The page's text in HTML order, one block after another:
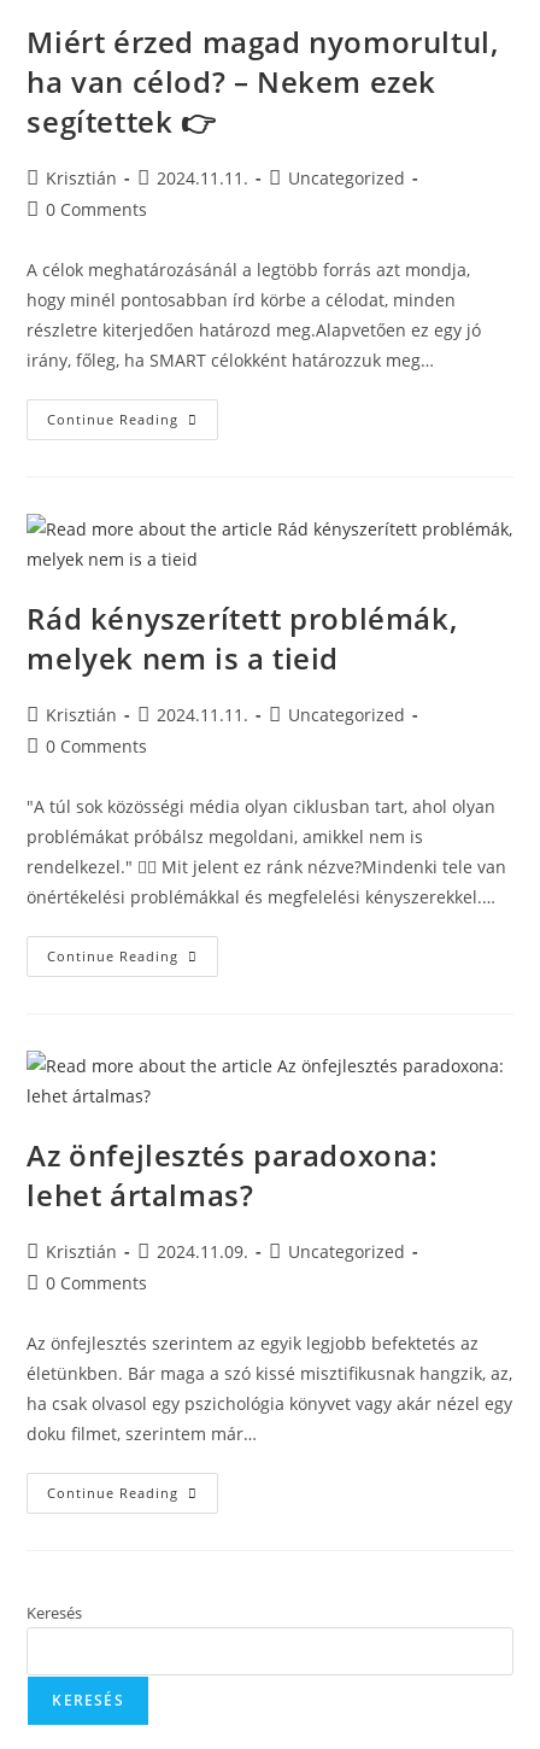
Miért érzed magad nyomorultul,
ha van célod? – Nekem ezek
segítettek 👉
Krisztián 2024.11.11.
Uncategorized
0 Comments
A célok meghatározásánál a legtöbb forrás azt mondja,
hogy minél pontosabban írd körbe a célodat, minden
részletre kiterjedően határozd meg.Alapvetően ez egy jó
irány, főleg, ha SMART célokként határozzuk meg…
Continue Reading
Rád kényszerített problémák,
melyek nem is a tieid
Krisztián 2024.11.11.
Uncategorized
0 Comments
"A túl sok közösségi média olyan ciklusban tart, ahol olyan
problémákat próbálsz megoldani, amikkel nem is
rendelkezel." 😵‍💫 Mit jelent ez ránk nézve?Mindenki tele van
önértékelési problémákkal és megfelelési kényszerekkel.…
Continue Reading
Az önfejlesztés paradoxona:
lehet ártalmas?
Krisztián 2024.11.09.
Uncategorized
0 Comments
Az önfejlesztés szerintem az egyik legjobb befektetés az
életünkben. Bár maga a szó kissé misztifikusnak hangzik, az,
ha csak olvasol egy pszichológia könyvet vagy akár nézel egy
doku filmet, szerintem már…
Continue Reading
Keresés
KERESÉS